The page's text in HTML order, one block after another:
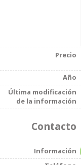
Precio
Año
Última modificación
de la información
Contacto
Información